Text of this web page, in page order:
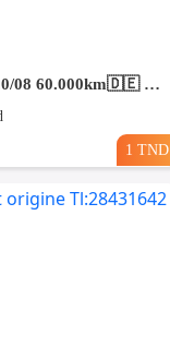
Mercedes C200 2020/08 60.000km🇩🇪 ⛔️ on accepte l échange des voitures
1 TND